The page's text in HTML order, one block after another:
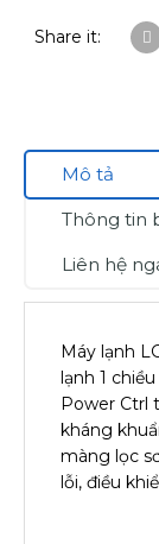
Share it:
Mô tả
Thông tin
Liên hệ
Máy lạnh
lạnh 1
Power Ctrl
kháng
màng lọc
lỗi, điều